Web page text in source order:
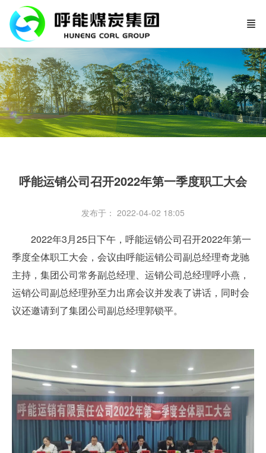
呼能运销公司召开2022年第一季度职工大会
发布于： 2022-04-02 18:05
2022年3月25日下午，呼能运销公司召开2022年第一
季度全体职工大会，会议由呼能运销公司副总经理奇龙驰
主持，集团公司常务副总经理、运销公司总经理呼小燕，
运销公司副总经理孙至力出席会议并发表了讲话，同时会
议还邀请到了集团公司副总经理郭锁平。